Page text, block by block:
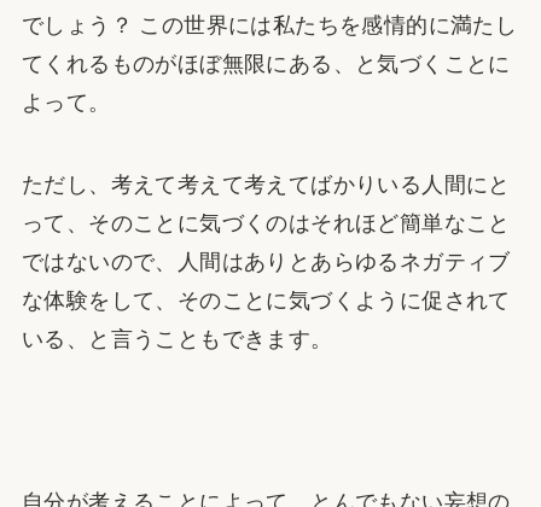
でしょう？ この世界には私たちを感情的に満たし
てくれるものがほぼ無限にある、と気づくことに
よって。
ただし、考えて考えて考えてばかりいる人間にと
って、そのことに気づくのはそれほど簡単なこと
ではないので、人間はありとあらゆるネガティブ
な体験をして、そのことに気づくように促されて
いる、と言うこともできます。